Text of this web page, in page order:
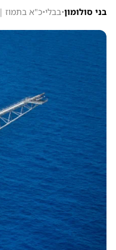
בני סולומון•בבלי•כ"א בתמוז | 06.07.26 19:55